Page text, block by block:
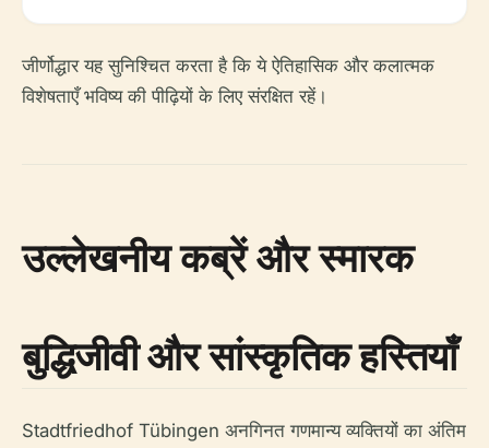
जीर्णोद्धार यह सुनिश्चित करता है कि ये ऐतिहासिक और कलात्मक
विशेषताएँ भविष्य की पीढ़ियों के लिए संरक्षित रहें।
उल्लेखनीय कब्रें और स्मारक
बुद्धिजीवी और सांस्कृतिक हस्तियाँ
Stadtfriedhof Tübingen अनगिनत गणमान्य व्यक्तियों का अंतिम